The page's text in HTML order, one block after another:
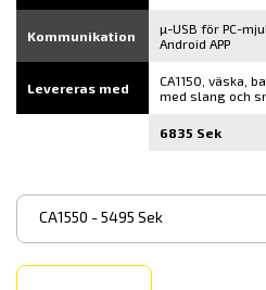
Kommunikation
µ-USB för PC-
Android APP
Levereras med
CA1150, väska,
med slang och
6835 Sek
CA1550 - 5495 Sek